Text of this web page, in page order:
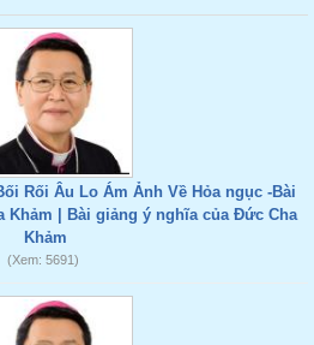
Rối Âu Lo Ám Ảnh Về Hỏa ngục -Bài
Khảm | Bài giảng ý nghĩa của Đức Cha
Khảm
(Xem: 5691)